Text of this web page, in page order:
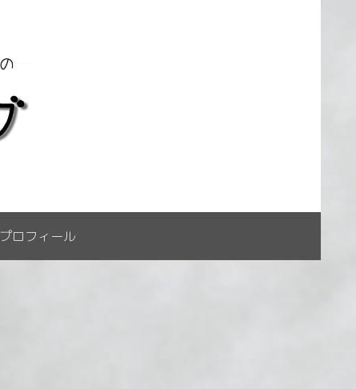
プロフィール